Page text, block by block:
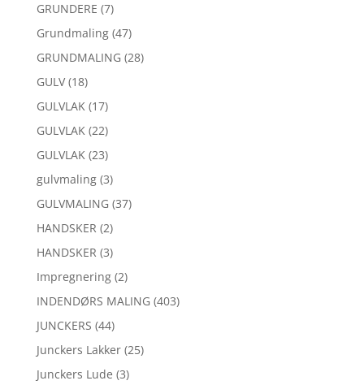
GRUNDERE (7)
Grundmaling (47)
GRUNDMALING (28)
GULV (18)
GULVLAK (17)
GULVLAK (22)
GULVLAK (23)
gulvmaling (3)
GULVMALING (37)
HANDSKER (2)
HANDSKER (3)
Impregnering (2)
INDENDØRS MALING (403)
JUNCKERS (44)
Junckers Lakker (25)
Junckers Lude (3)